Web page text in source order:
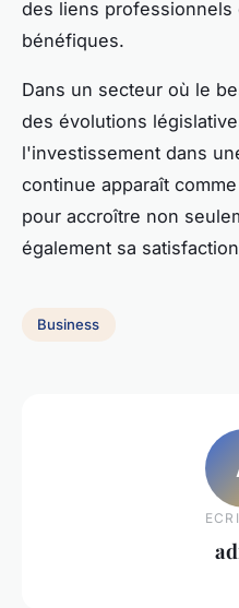
des liens professionnels
bénéfiques.
Dans un secteur où le
des évolutions
l'investissement dans
continue apparaît
pour accroître non
également sa
Business